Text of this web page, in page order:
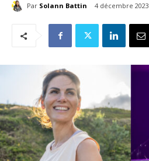
Par Solann Battin 4 décembre 2023